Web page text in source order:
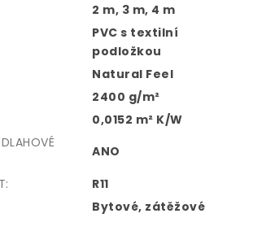
2 m, 3 m, 4 m
PVC s textilní
podložkou
Natural Feel
2400 g/m²
0,0152 m² K/W
ANO
:
R11
Bytové, zátěžové